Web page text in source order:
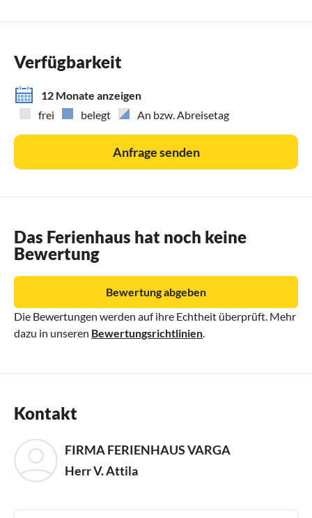
Verfügbarkeit
12 Monate anzeigen
frei
belegt An bzw. Abreisetag
Anfrage senden
Das Ferienhaus hat noch keine
Bewertung
Die Bewertungen werden auf ihre Echtheit überprüft. Mehr
dazu in unseren Bewertungsrichtlinien
Bewertung abgeben
Kontakt
FIRMA FERIENHAUS VARGA
Herr V. Attila